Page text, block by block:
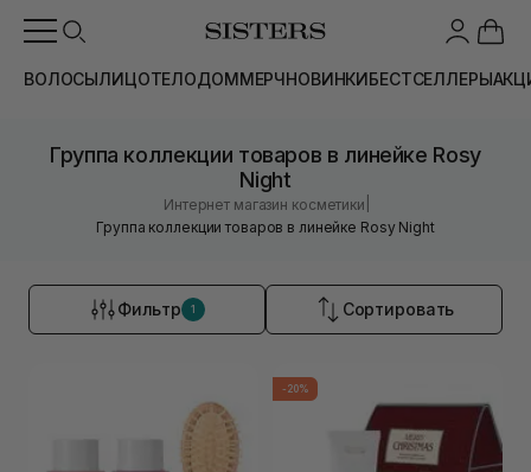
ВОЛОСЫЛИЦОТЕЛОДОММЕРЧНОВИНКИБЕСТСЕЛЛЕРЫ
Группа коллекции товаров в линейке Rosy
Night
Интернет магазин косметики
Группа коллекции товаров в линейке Rosy Night
Фильтр 1 Сортировать
-20%